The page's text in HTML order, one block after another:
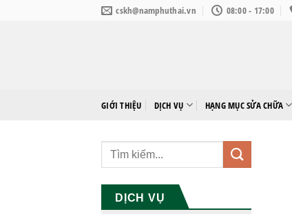
cskh@namphuthai.vn 08:00 - 17:00
GIỚI THIỆU DỊCH VỤ HẠNG MỤC SỬA CHỮA
DỊCH VỤ